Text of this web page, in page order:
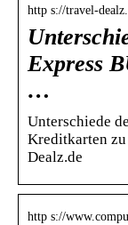
http s://travel-
Express
…
Unterschiede
Kreditkarten
Dealz.de
http s://